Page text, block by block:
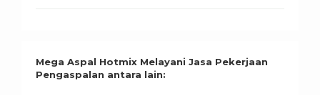
Mega Aspal Hotmix Melayani Jasa Pekerjaan
Pengaspalan antara lain: